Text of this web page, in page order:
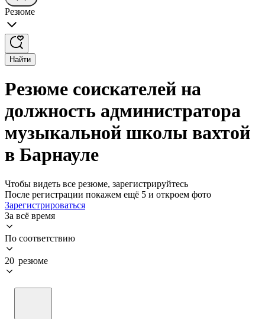
Резюме
Найти
Резюме соискателей на
должность администратора
музыкальной школы вахтой
в Барнауле
Чтобы видеть все резюме, зарегистрируйтесь
После регистрации покажем ещё 5 и откроем фото
Зарегистрироваться
За всё время
По соответствию
20 резюме